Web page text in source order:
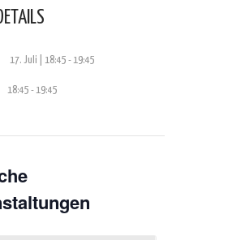
17. Juli | 18:45 -19:45
18:45 - 19:45